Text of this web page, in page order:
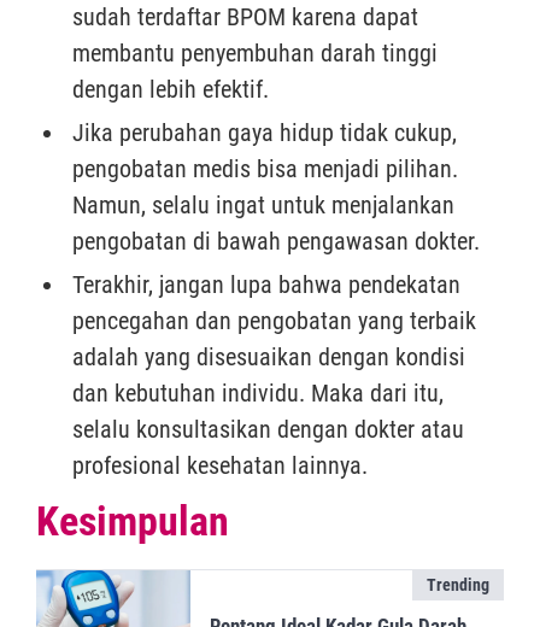
sudah terdaftar BPOM karena dapat
membantu penyembuhan darah tinggi
dengan lebih efektif.
Jika perubahan gaya hidup tidak cukup,
pengobatan medis bisa menjadi pilihan.
Namun, selalu ingat untuk menjalankan
pengobatan di bawah pengawasan dokter.
Terakhir, jangan lupa bahwa pendekatan
pencegahan dan pengobatan yang terbaik
adalah yang disesuaikan dengan kondisi
dan kebutuhan individu. Maka dari itu,
selalu konsultasikan dengan dokter atau
profesional kesehatan lainnya.
Kesimpulan
Trending